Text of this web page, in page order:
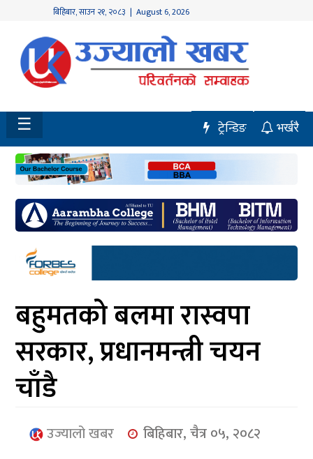
बिहिबार,साउन २१, २०८३ | August 6, 2026
होमपेज
नवलपुर
विशेष
मध्य
नेपाल
चितवन
सेरोफेरो
समाचार
आर्थिक
मनोरञ्जन
खेलकुद
प्रबास
☰ भर्खरै
ट्रेन्डिङ
बहुमतको बलमा रास्वपा
सरकार, प्रधानमन्त्री चयन
चाँडै
उज्यालो खबर बिहिबार, चैत्र ०५, २०८२